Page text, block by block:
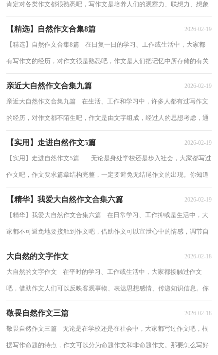
肯定对各类作文都很熟悉吧，写作文是培养人们的观察力、联想力、想象
【精选】自然作文合集8篇 2026-02-19
【精选】自然作文合集8篇 在日复一日的学习、工作或生活中，大家都
有写作文的经历，对作文很是熟悉吧，作文是人们把记忆中所存储的有关
亲近大自然作文合集九篇 2026-02-19
亲近大自然作文合集九篇 在生活、工作和学习中，许多人都有过写作文
的经历，对作文都不陌生吧，作文是由文字组成，经过人的思想考虑，通
【实用】走进自然作文5篇 2026-02-19
【实用】走进自然作文5篇 无论是身处学校还是步入社会，大家都写过
作文吧，作文要求篇章结构完整，一定要避免无结尾作文的出现。你知道
【精华】我爱大自然作文合集六篇 2026-02-19
【精华】我爱大自然作文合集六篇 在日常学习、工作抑或是生活中，大
家都不可避免地要接触到作文吧，借助作文可以宣泄心中的情感，调节自
大自然的文字作文 2026-02-18
大自然的文字作文 在平时的学习、工作或生活中，大家都接触过作文
吧，借助作文人们可以反映客观事物、表达思想感情、传递知识信息。你
敬畏自然作文三篇 2026-02-18
敬畏自然作文三篇 无论是在学校还是在社会中，大家都写过作文吧，根
据写作命题的特点，作文可以分为命题作文和非命题作文。那要怎么写好